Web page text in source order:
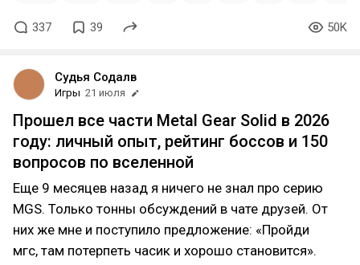
337 39 50K
Судья Содалв
Игры 21 июля
Прошел все части Metal Gear Solid в 2026
году: личный опыт, рейтинг боссов и 150
вопросов по вселенной
Еще 9 месяцев назад я ничего не знал про серию
MGS. Только тонны обсуждений в чате друзей. От
них же мне и поступило предложение: «Пройди
мгс, там потерпеть часик и хорошо становится».